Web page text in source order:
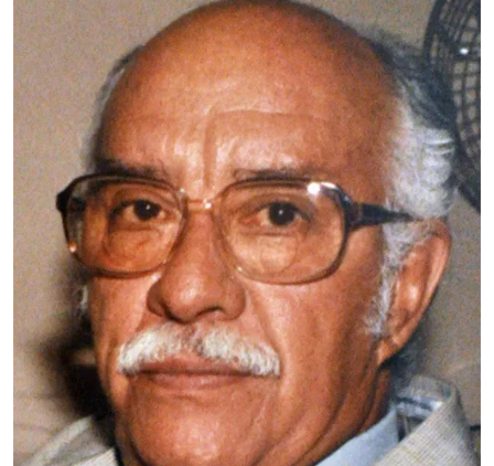
Dr. Ramón Riba y
Nava
CBS
Nombramiento: 3 de
diciembre de 1996
Doctor en Biología, especializado en Pteridología.
Profesor Investigador del Departamento Biología
de la Universidad Autónoma Metropolitana Unidad
Iztapalapa, de la cual fue nombrado Profesor
Distinguido en 1996.
Leer más